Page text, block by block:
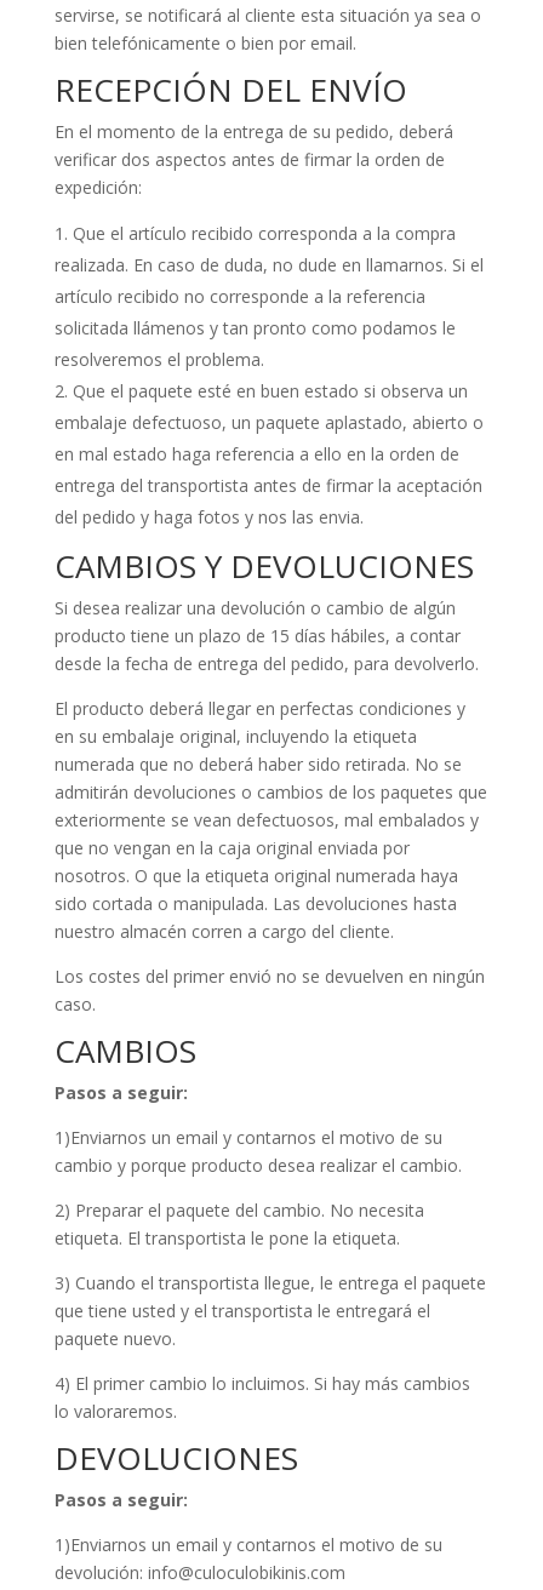
servirse, se notificará al cliente esta situación ya sea o
bien telefónicamente o bien por email.
RECEPCIÓN DEL ENVÍO
En el momento de la entrega de su pedido, deberá
verificar dos aspectos antes de firmar la orden de
expedición:
Que el artículo recibido corresponda a la compra
realizada. En caso de duda, no dude en llamarnos. Si el
artículo recibido no corresponde a la referencia
solicitada llámenos y tan pronto como podamos le
resolveremos el problema.
Que el paquete esté en buen estado si observa un
embalaje defectuoso, un paquete aplastado, abierto o
en mal estado haga referencia a ello en la orden de
entrega del transportista antes de firmar la aceptación
del pedido y haga fotos y nos las envia.
CAMBIOS Y DEVOLUCIONES
Si desea realizar una devolución o cambio de algún
producto tiene un plazo de 15 días hábiles, a contar
desde la fecha de entrega del pedido, para devolverlo.
El producto deberá llegar en perfectas condiciones y
en su embalaje original, incluyendo la etiqueta
numerada que no deberá haber sido retirada. No se
admitirán devoluciones o cambios de los paquetes que
exteriormente se vean defectuosos, mal embalados y
que no vengan en la caja original enviada por
nosotros. O que la etiqueta original numerada haya
sido cortada o manipulada. Las devoluciones hasta
nuestro almacén corren a cargo del cliente.
Los costes del primer envió no se devuelven en ningún
caso.
CAMBIOS
Pasos a seguir:
1)Enviarnos un email y contarnos el motivo de su
cambio y porque producto desea realizar el cambio.
2) Preparar el paquete del cambio. No necesita
etiqueta. El transportista le pone la etiqueta.
3) Cuando el transportista llegue, le entrega el paquete
que tiene usted y el transportista le entregará el
paquete nuevo.
4) El primer cambio lo incluimos. Si hay más cambios
lo valoraremos.
DEVOLUCIONES
Pasos a seguir:
1)Enviarnos un email y contarnos el motivo de su
devolución: info@culoculobikinis.com